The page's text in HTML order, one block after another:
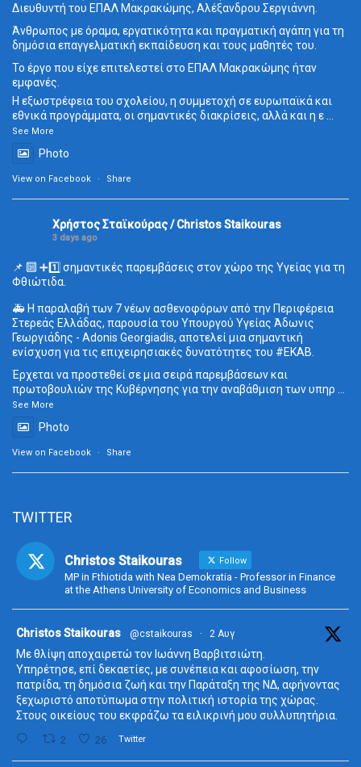
Διευθυντή του ΕΠΑΛ Μακρακώμης, Αλέξανδρου Σεργιάννη.
Άνθρωπος με όραμα, εργατικότητα και πραγματική αγάπη για τη
δημόσια επαγγελματική εκπαίδευση και τους μαθητές του.
Το έργο που είχε επιτελεστεί στο ΕΠΑΛ Μακρακώμης ήταν
εμφανές.
Η εξωστρέφεια του σχολείου, η συμμετοχή σε ευρωπαϊκά και
εθνικά προγράμματα, οι σημαντικές διακρίσεις, αλλά και η ε
See More
Photo
View on Facebook · Share
Χρήστος Σταϊκούρας / Christos Staikouras
3 days ago
📌 🔟 ➕1️⃣ σημαντικές παρεμβάσεις στον χώρο της Υγείας για τη
Φθιώτιδα.
🚑 Η παραλαβή των 7 νέων ασθενοφόρων από την Περιφέρεια
Στερεάς Ελλάδας, παρουσία του Υπουργού Υγείας Άδωνις
Γεωργιάδης - Adonis Georgiadis, αποτελεί μια σημαντική
ενίσχυση για τις επιχειρησιακές δυνατότητες του #ΕΚΑΒ
Έρχεται να προστεθεί σε μια σειρά παρεμβάσεων και
πρωτοβουλιών της Κυβέρνησης για την αναβάθμιση των υπηρ
See More
Photo
View on Facebook · Share
TWITTER
Christos Staikouras Follow
MP in Fthiotida with Nea Demokratia - Professor in Finance
at the Athens University of Economics and Business
Christos Staikouras @cstaikouras · 2 Αυγ
Με θλίψη αποχαιρετώ τον Ιωάννη Βαρβιτσιώτη.
Υπηρέτησε, επί δεκαετίες, με συνέπεια και αφοσίωση, την
πατρίδα, τη δημόσια ζωή και την Παράταξη της ΝΔ, αφήνοντας
ξεχωριστό αποτύπωμα στην πολιτική ιστορία της χώρας.
Στους οικείους του εκφράζω τα ειλικρινή μου συλλυπητήρια.
2 26 Twitter